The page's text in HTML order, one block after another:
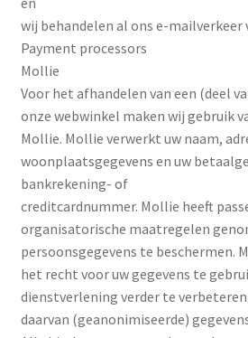
wij behandelen al ons e-
Payment processors
Mollie
Voor het afhandelen van een (deel
onze webwinkel maken wij gebruik
Mollie. Mollie verwerkt uw naam,
woonplaatsgegevens en uw
bankrekening- of
creditcardnummer. Mollie heeft
organisatorische maatregelen
persoonsgegevens te beschermen.
het recht voor uw gegevens te
dienstverlening verder te
daarvan (geanonimiseerde)